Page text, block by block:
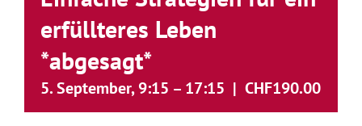
erfüllteres Leben
*abgesagt*
5. September, 9:15 – 17:15 | CHF190.00